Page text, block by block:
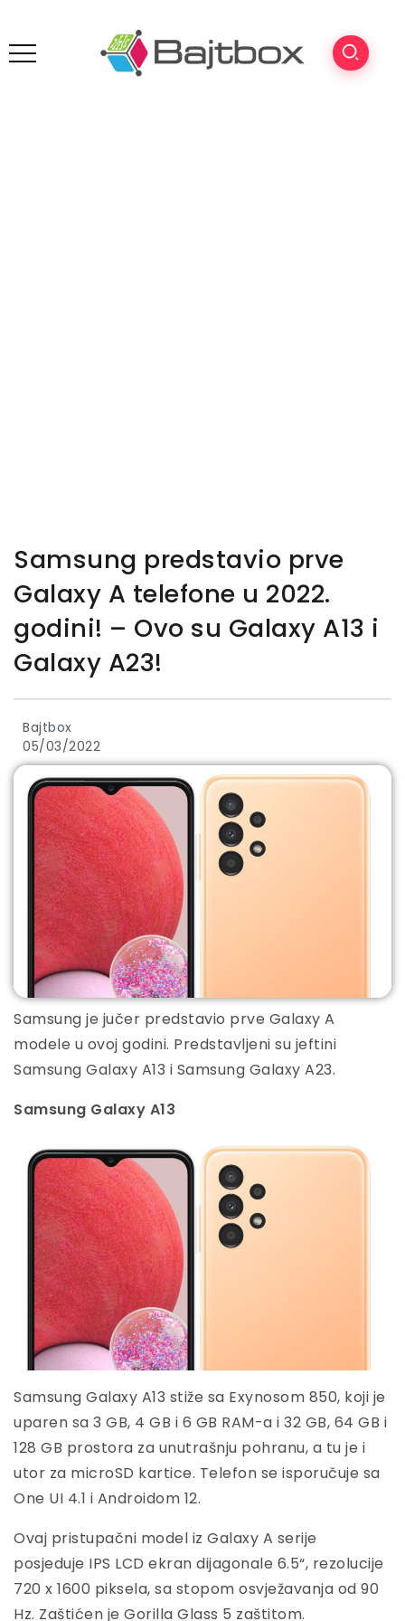
Samsung predstavio prve
Galaxy A telefone u 2022.
godini! – Ovo su Galaxy A13 i
Galaxy A23!
Bajtbox
05/03/2022
Samsung je jučer predstavio prve Galaxy A
modele u ovoj godini. Predstavljeni su jeftini
Samsung Galaxy A13 i Samsung Galaxy A23.
Samsung Galaxy A13
Samsung Galaxy A13 stiže sa Exynosom 850, koji je
uparen sa 3 GB, 4 GB i 6 GB RAM-a i 32 GB, 64 GB i
128 GB prostora za unutrašnju pohranu, a tu je i
utor za microSD kartice. Telefon se isporučuje sa
One UI 4.1 i Androidom 12.
Ovaj pristupačni model iz Galaxy A serije
posjeduje IPS LCD ekran dijagonale 6.5“, rezolucije
720 x 1600 piksela, sa stopom osvježavanja od 90
Hz. Zaštićen je Gorilla Glass 5 zaštitom.